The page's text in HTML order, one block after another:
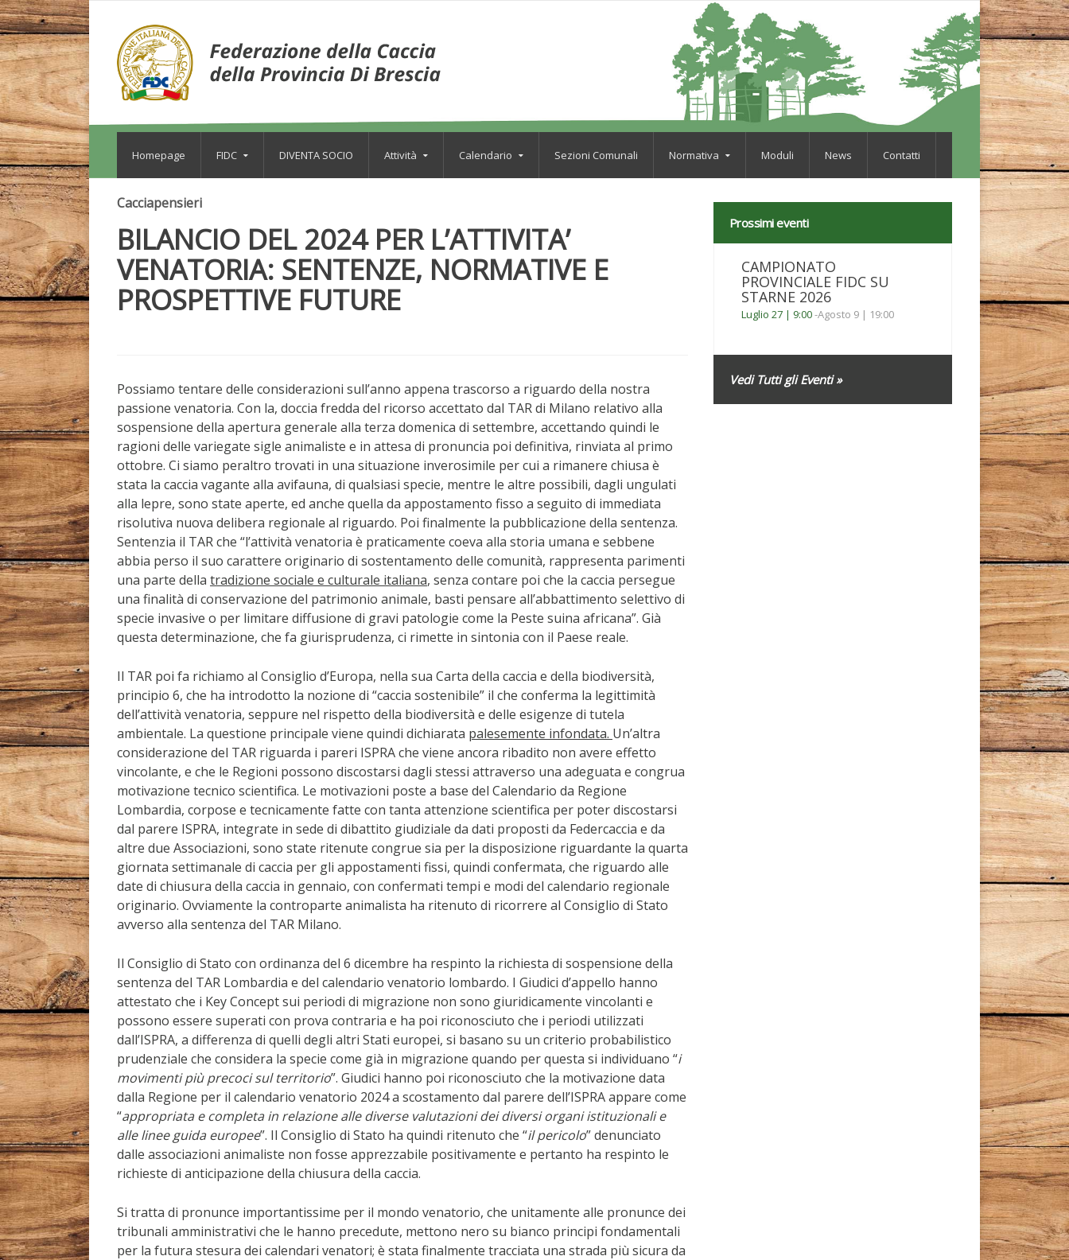
Homepage FIDC DIVENTA SOCIO Attività Calendario Sezioni Comunali Normativa Moduli News Contatti
Cacciapensieri
BILANCIO DEL 2024 PER L’ATTIVITA’
VENATORIA: SENTENZE, NORMATIVE E
PROSPETTIVE FUTURE
Possiamo tentare delle considerazioni sull’anno appena trascorso a riguardo della nostra
passione venatoria. Con la, doccia fredda del ricorso accettato dal TAR di Milano relativo alla
sospensione della apertura generale alla terza domenica di settembre, accettando quindi le
ragioni delle variegate sigle animaliste e in attesa di pronuncia poi definitiva, rinviata al primo
ottobre. Ci siamo peraltro trovati in una situazione inverosimile per cui a rimanere chiusa è
stata la caccia vagante alla avifauna, di qualsiasi specie, mentre le altre possibili, dagli ungulati
alla lepre, sono state aperte, ed anche quella da appostamento fisso a seguito di immediata
risolutiva nuova delibera regionale al riguardo. Poi finalmente la pubblicazione della sentenza.
Sentenzia il TAR che “l’attività venatoria è praticamente coeva alla storia umana e sebbene
abbia perso il suo carattere originario di sostentamento delle comunità, rappresenta parimenti
una parte della tradizione sociale e culturale italiana, senza contare poi che la caccia persegue
una finalità di conservazione del patrimonio animale, basti pensare all’abbattimento selettivo di
specie invasive o per limitare diffusione di gravi patologie come la Peste suina africana”. Già
questa determinazione, che fa giurisprudenza, ci rimette in sintonia con il Paese reale.
Il TAR poi fa richiamo al Consiglio d’Europa, nella sua Carta della caccia e della biodiversità,
principio 6, che ha introdotto la nozione di “caccia sostenibile” il che conferma la legittimità
dell’attività venatoria, seppure nel rispetto della biodiversità e delle esigenze di tutela
ambientale. La questione principale viene quindi dichiarata palesemente infondata. Un’altra
considerazione del TAR riguarda i pareri ISPRA che viene ancora ribadito non avere effetto
vincolante, e che le Regioni possono discostarsi dagli stessi attraverso una adeguata e congrua
motivazione tecnico scientifica. Le motivazioni poste a base del Calendario da Regione
Lombardia, corpose e tecnicamente fatte con tanta attenzione scientifica per poter discostarsi
dal parere ISPRA, integrate in sede di dibattito giudiziale da dati proposti da Federcaccia e da
altre due Associazioni, sono state ritenute congrue sia per la disposizione riguardante la quarta
giornata settimanale di caccia per gli appostamenti fissi, quindi confermata, che riguardo alle
date di chiusura della caccia in gennaio, con confermati tempi e modi del calendario regionale
originario. Ovviamente la controparte animalista ha ritenuto di ricorrere al Consiglio di Stato
avverso alla sentenza del TAR Milano.
Il Consiglio di Stato con ordinanza del 6 dicembre ha respinto la richiesta di sospensione della
sentenza del TAR Lombardia e del calendario venatorio lombardo. I Giudici d’appello hanno
attestato che i Key Concept sui periodi di migrazione non sono giuridicamente vincolanti e
possono essere superati con prova contraria e ha poi riconosciuto che i periodi utilizzati
dall’ISPRA, a differenza di quelli degli altri Stati europei, si basano su un criterio probabilistico
prudenziale che considera la specie come già in migrazione quando per questa si individuano “i
movimenti più precoci sul territorio”. Giudici hanno poi riconosciuto che la motivazione data
dalla Regione per il calendario venatorio 2024 a scostamento dal parere dell’ISPRA appare come
“appropriata e completa in relazione alle diverse valutazioni dei diversi organi istituzionali e
alle linee guida europee”. Il Consiglio di Stato ha quindi ritenuto che “il pericolo” denunciato
dalle associazioni animaliste non fosse apprezzabile positivamente e pertanto ha respinto le
richieste di anticipazione della chiusura della caccia.
Si tratta di pronunce importantissime per il mondo venatorio, che unitamente alle pronunce dei
tribunali amministrativi che le hanno precedute, mettono nero su bianco principi fondamentali
per la futura stesura dei calendari venatori; è stata finalmente tracciata una strada più sicura da
Prossimi eventi
CAMPIONATO
PROVINCIALE FIDC SU
STARNE 2026
Luglio 27 | 9:00-Agosto 9 | 19:00
Vedi Tutti gli Eventi »